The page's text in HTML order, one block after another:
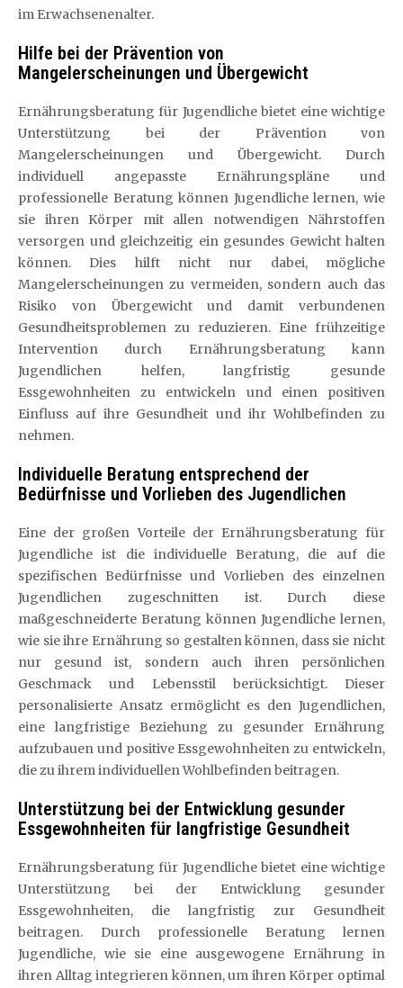
im Erwachsenenalter.
Hilfe bei der Prävention von
Mangelerscheinungen und Übergewicht
Ernährungsberatung für Jugendliche bietet eine wichtige
Unterstützung bei der Prävention von
Mangelerscheinungen und Übergewicht. Durch
individuell angepasste Ernährungspläne und
professionelle Beratung können Jugendliche lernen, wie
sie ihren Körper mit allen notwendigen Nährstoffen
versorgen und gleichzeitig ein gesundes Gewicht halten
können. Dies hilft nicht nur dabei, mögliche
Mangelerscheinungen zu vermeiden, sondern auch das
Risiko von Übergewicht und damit verbundenen
Gesundheitsproblemen zu reduzieren. Eine frühzeitige
Intervention durch Ernährungsberatung kann
Jugendlichen helfen, langfristig gesunde
Essgewohnheiten zu entwickeln und einen positiven
Einfluss auf ihre Gesundheit und ihr Wohlbefinden zu
nehmen.
Individuelle Beratung entsprechend der
Bedürfnisse und Vorlieben des Jugendlichen
Eine der großen Vorteile der Ernährungsberatung für
Jugendliche ist die individuelle Beratung, die auf die
spezifischen Bedürfnisse und Vorlieben des einzelnen
Jugendlichen zugeschnitten ist. Durch diese
maßgeschneiderte Beratung können Jugendliche lernen,
wie sie ihre Ernährung so gestalten können, dass sie nicht
nur gesund ist, sondern auch ihren persönlichen
Geschmack und Lebensstil berücksichtigt. Dieser
personalisierte Ansatz ermöglicht es den Jugendlichen,
eine langfristige Beziehung zu gesunder Ernährung
aufzubauen und positive Essgewohnheiten zu entwickeln,
die zu ihrem individuellen Wohlbefinden beitragen.
Unterstützung bei der Entwicklung gesunder
Essgewohnheiten für langfristige Gesundheit
Ernährungsberatung für Jugendliche bietet eine wichtige
Unterstützung bei der Entwicklung gesunder
Essgewohnheiten, die langfristig zur Gesundheit
beitragen. Durch professionelle Beratung lernen
Jugendliche, wie sie eine ausgewogene Ernährung in
ihren Alltag integrieren können, um ihren Körper optimal